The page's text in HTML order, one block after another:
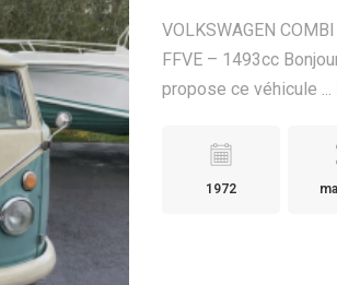
VOLKSWAGEN
FFVE – 1493cc
propose ce véhicule ...
1972